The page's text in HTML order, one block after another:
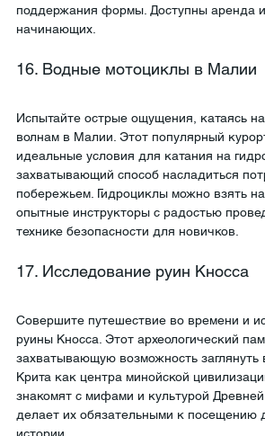
поддержания формы. Доступны аренда
начинающих.
16. Водные мотоциклы в Малии
Испытайте острые ощущения, катаясь
волнам в Малии. Этот популярный
идеальные условия для катания на
захватывающий способ насладиться
побережьем. Гидроциклы можно взять
опытные инструкторы с радостью
технике безопасности для новичков.
17. Исследование руин Кносса
Совершите путешествие во времени и
руины Кносса. Этот археологический
захватывающую возможность заглянуть
Крита как центра минойской
знакомят с мифами и культурой
делает их обязательными к посещению